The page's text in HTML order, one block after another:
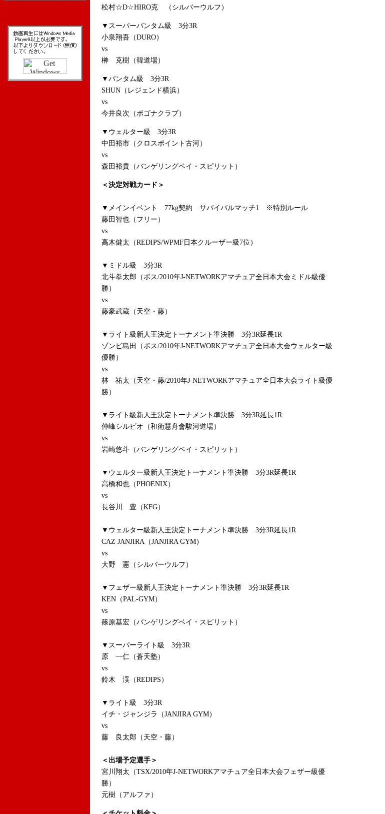
松村☆D☆HIRO克 （シルバーウルフ）
▼スーパーバンタム級 3分3R
小泉翔吾（DURO）
vs
榊 克樹（韓道場）
▼バンタム級 3分3R
SHUN（レジェンド横浜）
vs
今井良次（ポゴナクラブ）
▼ウェルター級 3分3R
中田裕市（クロスポイント古河）
vs
森田裕貴（バンゲリングベイ・スピリット）
＜決定対戦カード＞
▼メインイベント 77kg契約 サバイバルマッチ1 ※特別ルール
藤田智也（フリー）
vs
高木健太（REDIPS/WPMF日本クルーザー級7位）
▼ミドル級 3分3R
北斗拳太郎（ボス/2010年J-NETWORKアマチュア全日本大会ミドル級優
勝）
vs
藤豪武蔵（天空・藤）
▼ライト級新人王決定トーナメント準決勝 3分3R延長1R
ゾンビ島田（ボス/2010年J-NETWORKアマチュア全日本大会ウェルター級
優勝）
vs
林 祐太（天空・藤/2010年J-NETWORKアマチュア全日本大会ライト級優
勝）
▼ライト級新人王決定トーナメント準決勝 3分3R延長1R
仲峰シルビオ（和術慧舟會駿河道場）
vs
岩崎悠斗（バンゲリングベイ・スピリット）
▼ウェルター級新人王決定トーナメント準決勝 3分3R延長1R
高橋和也（PHOENIX）
vs
長谷川 豊（KFG）
▼ウェルター級新人王決定トーナメント準決勝 3分3R延長1R
CAZ JANJIRA（JANJIRA GYM）
vs
大野 憲（シルバーウルフ）
▼フェザー級新人王決定トーナメント準決勝 3分3R延長1R
KEN（PAL-GYM）
vs
篠原基宏（バンゲリングベイ・スピリット）
▼スーパーライト級 3分3R
原 一仁（蒼天塾）
vs
鈴木 渓（REDIPS）
▼ライト級 3分3R
イチ・ジャンジラ（JANJIRA GYM）
vs
藤 良太郎（天空・藤）
＜出場予定選手＞
宮川翔太（TSX/2010年J-NETWORKアマチュア全日本大会フェザー級優
勝）
元樹（アルファ）